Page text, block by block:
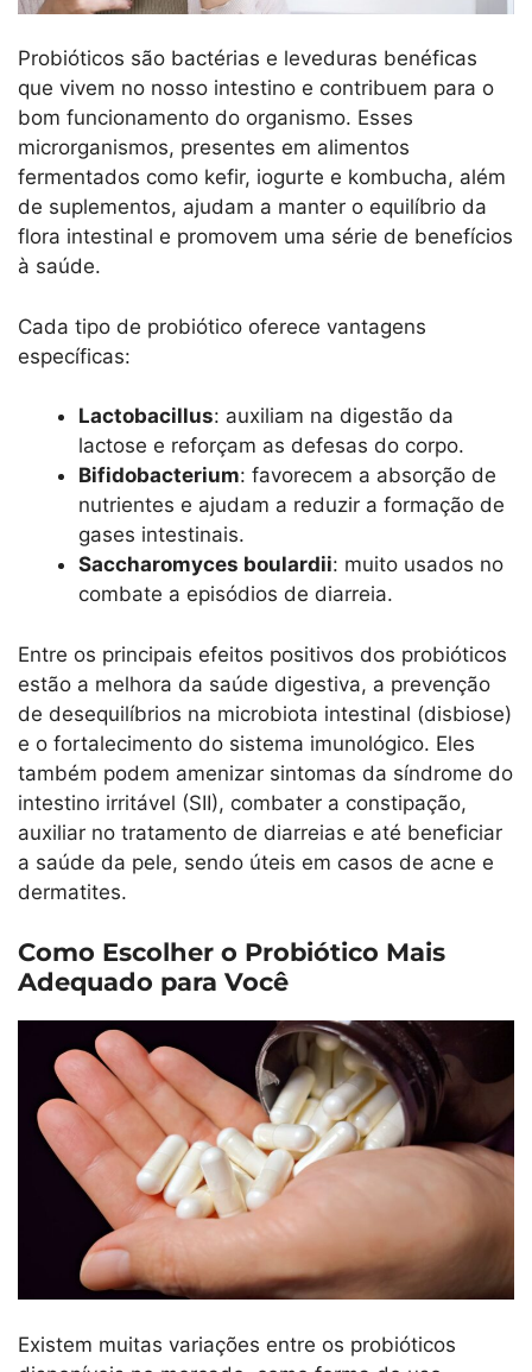
Probióticos são bactérias e leveduras benéficas
que vivem no nosso intestino e contribuem para o
bom funcionamento do organismo. Esses
microrganismos, presentes em alimentos
fermentados como kefir, iogurte e kombucha, além
de suplementos, ajudam a manter o equilíbrio da
flora intestinal e promovem uma série de benefícios
à saúde.
Cada tipo de probiótico oferece vantagens
específicas:
Lactobacillus: auxiliam na digestão da
lactose e reforçam as defesas do corpo.
Bifidobacterium: favorecem a absorção de
nutrientes e ajudam a reduzir a formação de
gases intestinais.
Saccharomyces boulardii: muito usados no
combate a episódios de diarreia.
Entre os principais efeitos positivos dos probióticos
estão a melhora da saúde digestiva, a prevenção
de desequilíbrios na microbiota intestinal (disbiose)
e o fortalecimento do sistema imunológico. Eles
também podem amenizar sintomas da síndrome do
intestino irritável (SII), combater a constipação,
auxiliar no tratamento de diarreias e até beneficiar
a saúde da pele, sendo úteis em casos de acne e
dermatites.
Como Escolher o Probiótico Mais
Adequado para Você
Existem muitas variações entre os probióticos